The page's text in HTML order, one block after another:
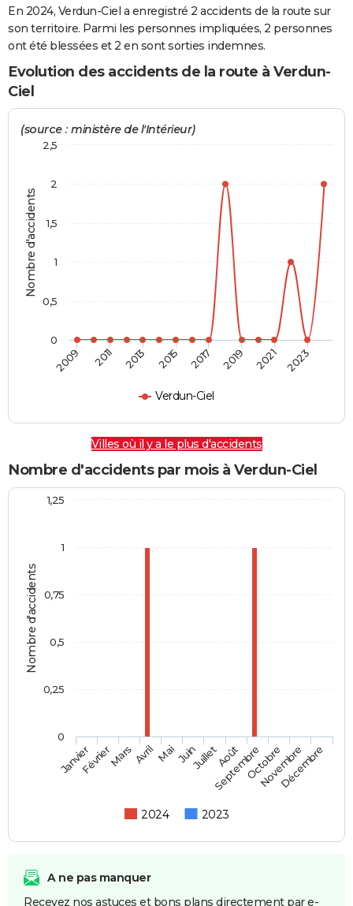
Destinations
City break
Voyage nature
Voyage de noces
Forum
Climat
+
GUIDES D'ACHAT
BONS PLANS
Carte de Noël
Carte Bonne année
Carte Saint-Valentin
Carte Pâques
Carte d'anniversaire
DICTIONNAIRE
PROGRAMME TV
COPAINS D'AVANT
S'inscrire
Se connecter
Lycées
Collèges
Primaires
Universités
Entreprises
Service militaire
Avis de recherche
AVIS DE DÉCÈS
FORUM
Bricolage
Lifestyle
Culture
Television
Voyage
En 2024, Verdun-Ciel a enregistré 2 accidents de la route sur
son territoire. Parmi les personnes impliquées, 2 personnes
ont été blessées et 2 en sont sorties indemnes.
Evolution des accidents de la route à Verdun-
Ciel
Nombre d'accidents
(source : ministère de l'Intérieur)
Verdun-Ciel
2009 2011 2013 2015 2017 2019 2021 2023
0
0,5
1
1,5
2
2,5
Villes où il y a le plus d'accidents
Nombre d'accidents par mois à Verdun-Ciel
Nombre d'accidents
2024 2023
JanvierFévrierMars AvrilMaiJuinJuilletAoût
SeptembreOctobre
Novembre
Décembre
0
1
0,25
0,5
0,75
1,25
A ne pas manquer
Recevez nos astuces et bons plans directement par e-